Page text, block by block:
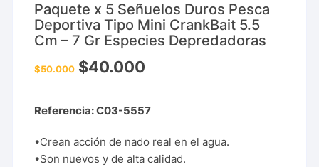
Paquete x 5 Señuelos Duros Pesca
Deportiva Tipo Mini CrankBait 5.5
Cm – 7 Gr Especies Depredadoras
$50.000 $40.000
Referencia: C03-5557
•Crean acción de nado real en el agua.
•Son nuevos y de alta calidad.